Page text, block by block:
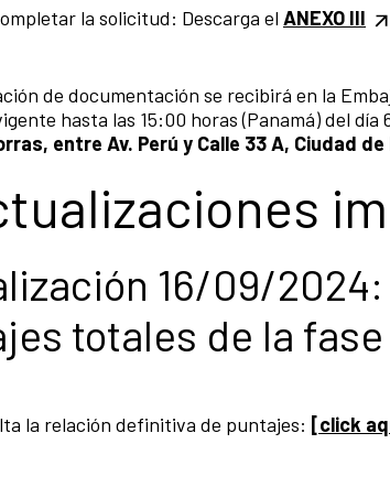
la solicitud: Descarga el ANEXO III
de documentación se recibirá en la
hasta las 15:00 horas (Panamá) del
entre Av. Perú y Calle 33 A, Ciudad
16/09/
totales de la
la relación definitiva de puntajes: [click